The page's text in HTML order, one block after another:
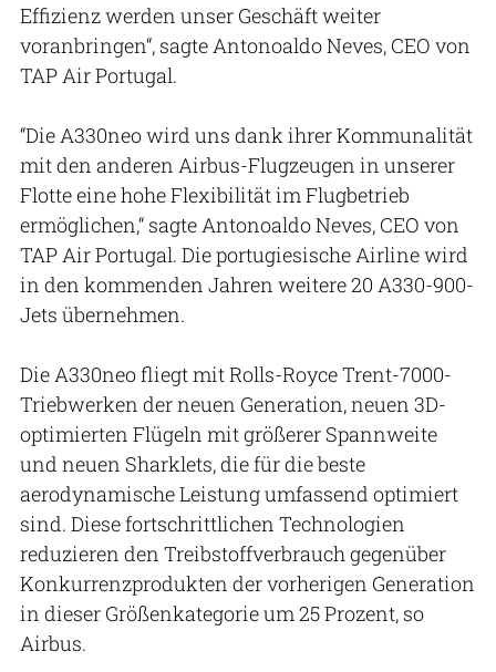
Effizienz werden unser Geschäft weiter
voranbringen“, sagte Antonoaldo Neves, CEO von
TAP Air Portugal.
“Die A330neo wird uns dank ihrer Kommunalität
mit den anderen Airbus-Flugzeugen in unserer
Flotte eine hohe Flexibilität im Flugbetrieb
ermöglichen,“ sagte Antonoaldo Neves, CEO von
TAP Air Portugal. Die portugiesische Airline wird
in den kommenden Jahren weitere 20 A330-900-
Jets übernehmen.
Die A330neo fliegt mit Rolls-Royce Trent-7000-
Triebwerken der neuen Generation, neuen 3D-
optimierten Flügeln mit größerer Spannweite
und neuen Sharklets, die für die beste
aerodynamische Leistung umfassend optimiert
sind. Diese fortschrittlichen Technologien
reduzieren den Treibstoffverbrauch gegenüber
Konkurrenzprodukten der vorherigen Generation
in dieser Größenkategorie um 25 Prozent, so
Airbus.